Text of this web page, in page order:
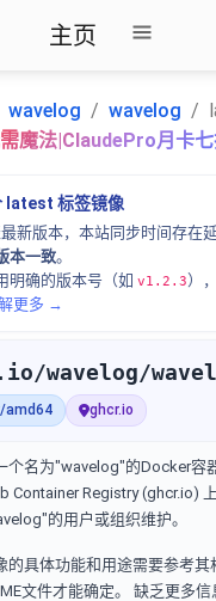
主页
wavelog wavelog
魔法|ClaudePro月卡七
latest 标签镜像
新版本，本站同步时间存在延
本一致。
明确的版本号（如 v1.2.3）
更多 →
wavelog/
amd64 ghcr.io
个名为"wavelog"的Docker容
Container Registry (ghcr.io)
的用户或组织维护。
的具体功能和用途需要参考其
文件才能确定。 缺乏更多